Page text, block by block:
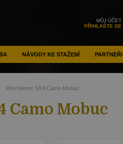
NÁVODY KE STAŽENÍ PARTNEŘI
MŮJ ÚČET
PŘIHLAŠTE SE
Winchester SX4 Camo Mobuc
Camo Mobuc